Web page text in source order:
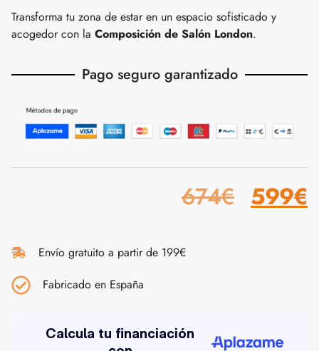
Transforma tu zona de estar en un espacio sofisticado y
acogedor con la Composición de Salón London.
Pago seguro garantizado
674€ 599€
Envío gratuito a partir de 199€
Fabricado en España